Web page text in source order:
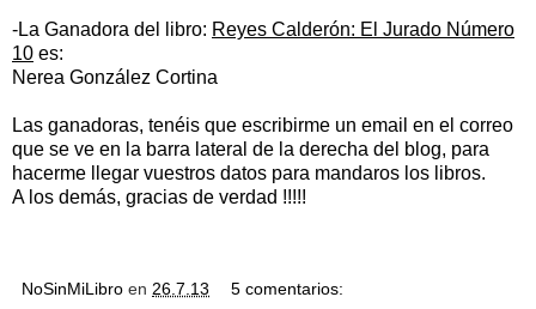
-La Ganadora del libro: Reyes Calderón: El Jurado Número
10 es:
Nerea González Cortina
Las ganadoras, tenéis que escribirme un email en el correo
que se ve en la barra lateral de la derecha del blog, para
hacerme llegar vuestros datos para mandaros los libros.
A los demás, gracias de verdad !!!!!
NoSinMiLibro en 26.7.13 5 comentarios: